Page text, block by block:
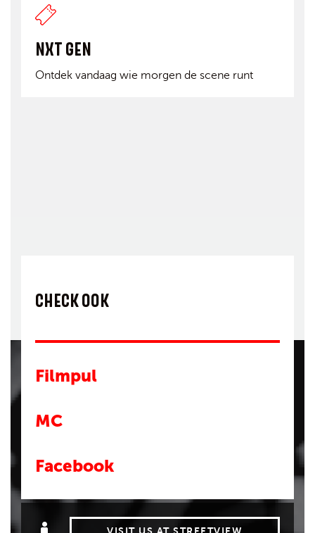
NXT GEN
Ontdek vandaag wie morgen de scene runt
CHECK OOK
Filmpul
MC
Facebook